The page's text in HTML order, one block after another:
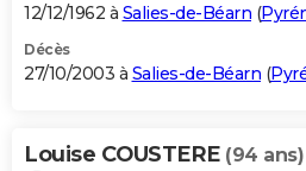
12/12/1962 à Salies-de-Béarn (
Décès
27/10/2003 à Salies-de-Béarn (
Louise COUSTERE (94 ans)